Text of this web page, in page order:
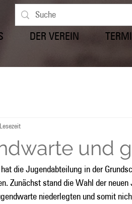
DER VEREIN
und
die Jugendabteilung in der
Zunächst stand die Wahl der
niederlegten und somit